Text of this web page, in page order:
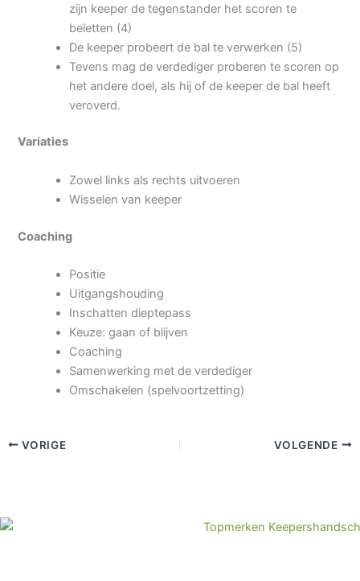
zijn keeper de tegenstander het scoren te
beletten (4)
De keeper probeert de bal te verwerken (5)
Tevens mag de verdediger proberen te scoren op
het andere doel, als hij of de keeper de bal heeft
veroverd.
Variaties
Zowel links als rechts uitvoeren
Wisselen van keeper
Coaching
Positie
Uitgangshouding
Inschatten dieptepass
Keuze: gaan of blijven
Coaching
Samenwerking met de verdediger
Omschakelen (spelvoortzetting)
VORIGE VOLGENDE